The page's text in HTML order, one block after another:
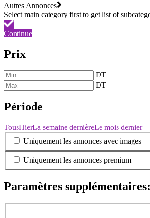
Autres Annonces
Continue
Prix
DT
DT
Période
TousHierLa semaine dernièreLe mois dernier
Uniquement les annonces avec images
Uniquement les annonces premium
Paramètres supplémentaires: